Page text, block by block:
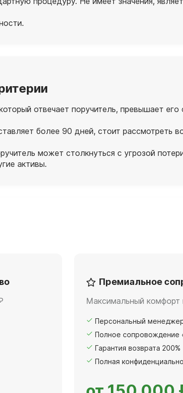
отвечает поручитель, превышает его
более 90 дней, стоит рассмотреть
может столкнуться с угрозой
активы.
Премиальное
Максимальный комфорт
Персональный
Полное сопровождение
Гарантия возврата 200%
Полная